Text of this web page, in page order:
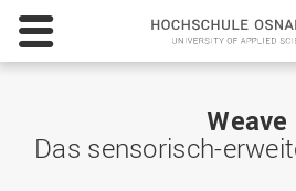
Weave
Das sensorisch-